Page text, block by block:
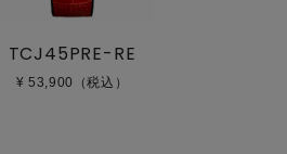
TCJ45PRE-RE
¥ 53,900（税込）